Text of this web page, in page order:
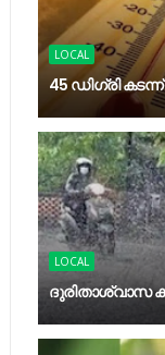
LOCAL
45 ഡിഗ്രി
LOCAL
ദുരിതാശ്വാസ